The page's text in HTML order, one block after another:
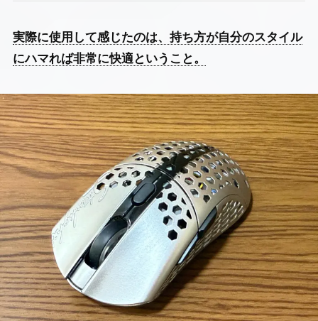
実際に使用して感じたのは、持ち方が自分のスタイル
にハマれば非常に快適ということ。